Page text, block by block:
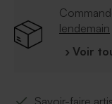
lendemain
› Voir